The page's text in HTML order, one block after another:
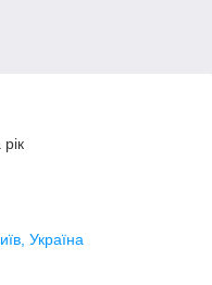
Україна